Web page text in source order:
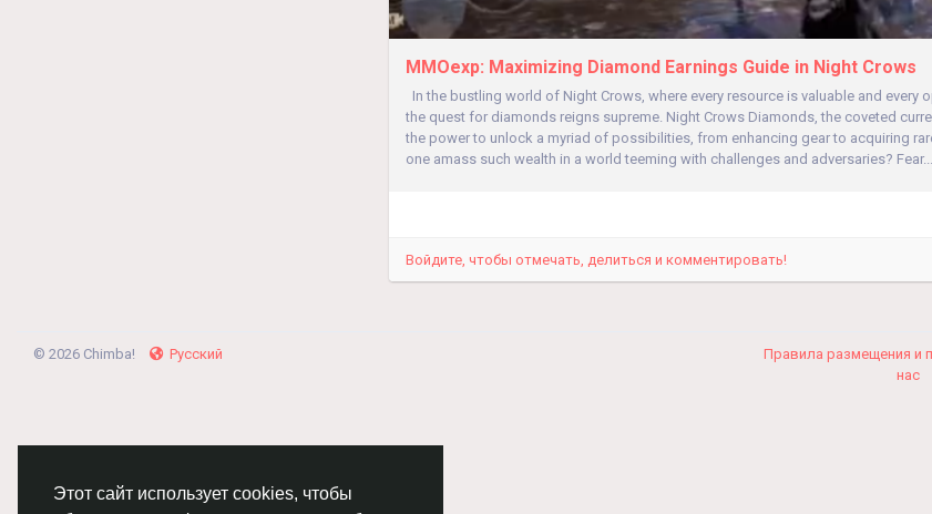
Этот сайт использует cookies, чтобы
MMOexp: Maximizing Diamond Earnings Guide in Night Crows
In the bustling world of Night Crows, where every resource is valuable and every
the quest for diamonds reigns supreme. Night Crows Diamonds, the coveted
the power to unlock a myriad of possibilities, from enhancing gear to acquiring
one amass such wealth in a world teeming with challenges and adversaries? Fear...
Войдите, чтобы отмечать, делиться и комментировать!
© 2026 Chimba! Русский Правила размещения и
нас